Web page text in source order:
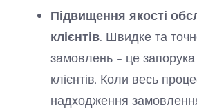
Підвищення якості
клієнтів. Швидке та
замовлень – це запорука
клієнтів. Коли весь
надходження